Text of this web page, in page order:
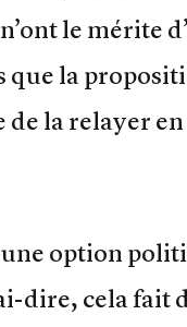
le mérite
que la
de la relayer
option
dire, cela fait